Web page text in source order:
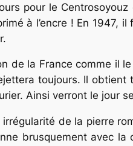
pour le
à l’encre ! En 1947,
de la France comme il
toujours. Il obtient
Ainsi verront le jour
de la pierre
brusquement avec la